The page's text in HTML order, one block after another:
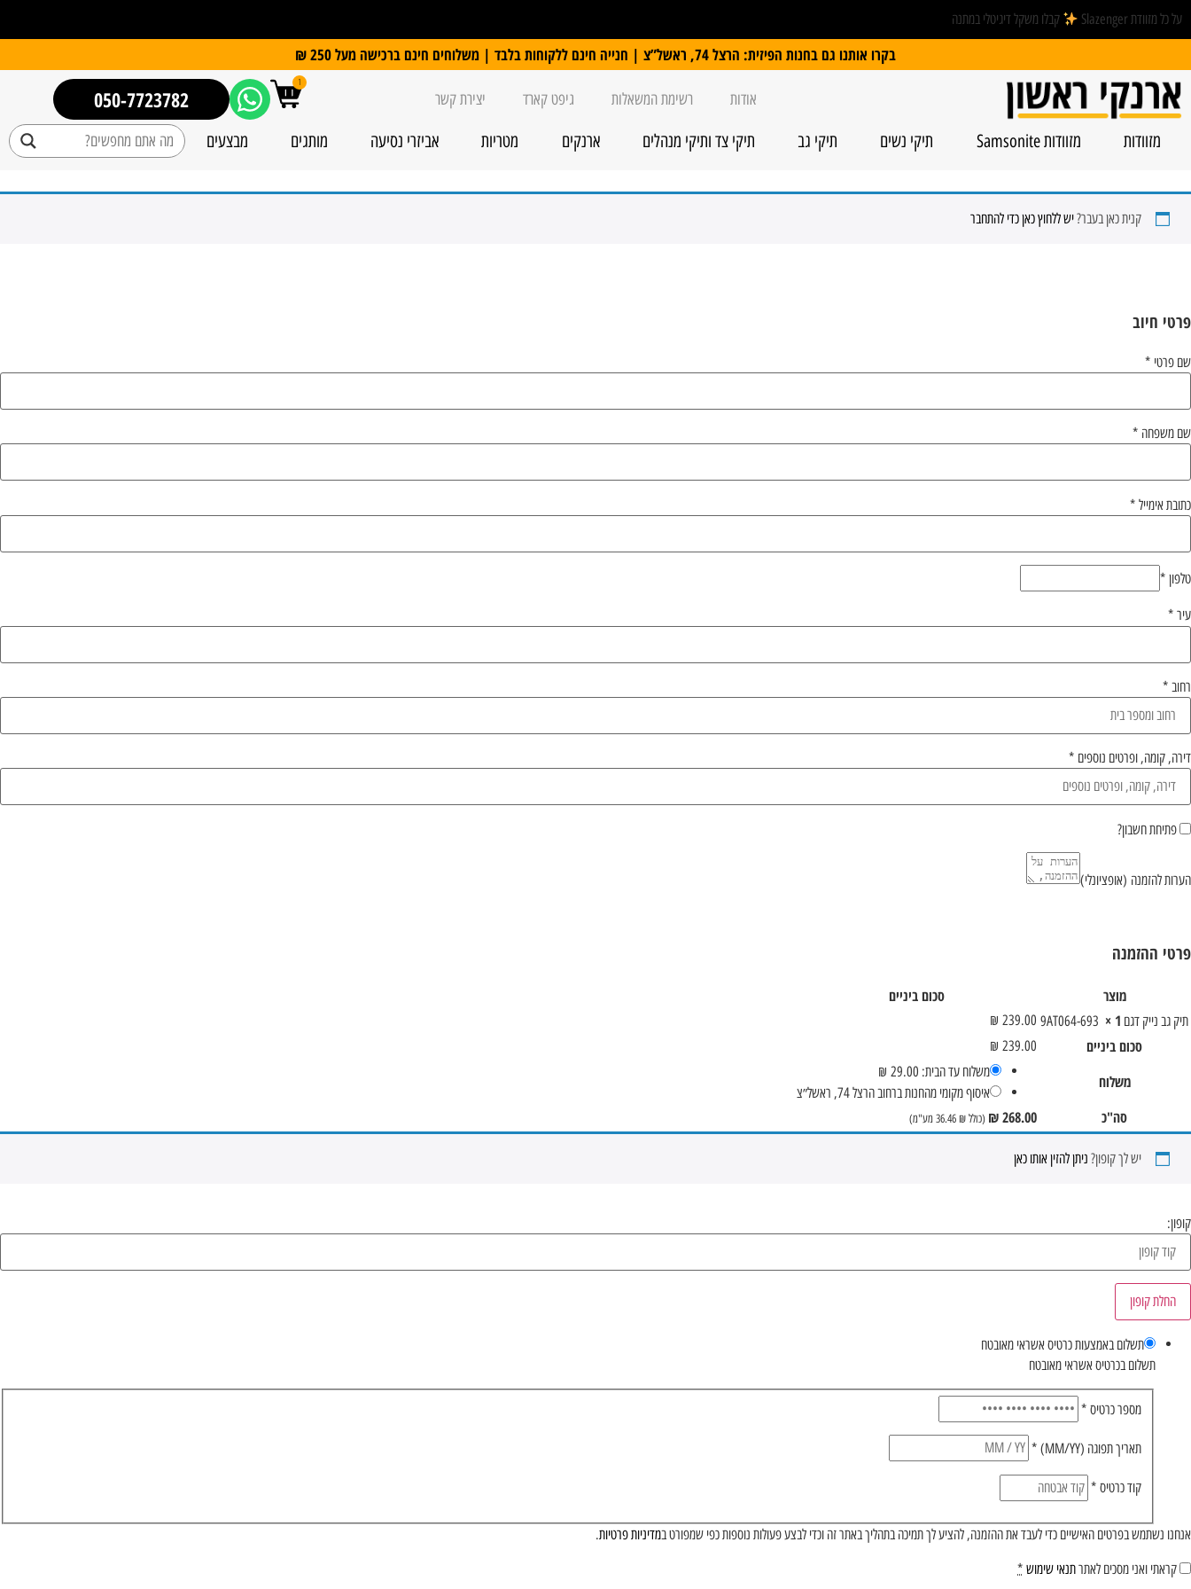
על כל מזוודת Slazenger קבלו משקל דיגיטלי במתנה
בקרו אותנו גם בחנות הפיזית: הרצל 74, ראשל”צ | חנייה חינם ללקוחות בלבד | משלוחים חינם ברכישה מעל 250 ₪
אודות רשימת המשאלות גיפט קארד יצירת קשר
1
050-7723782
מזוודות מזוודות Samsonite תיקי נשים תיקי גב תיקי צד ותיקי מנהלים ארנקים מטריות אביזרי נסיעה מותגים מבצעים
קנית כאן בעבר?יש ללחוץ כאן כדי להתחבר
פרטי חיוב‫
שם פרטי *
שם משפחה *
כתובת אימייל *
טלפון *
עיר *
רחוב *
דירה, קומה, ופרטים נוספים *
פתיחת חשבון?
הערות להזמנה (אופציונלי)
פרטי ההזמנה
מוצר סכום ביניים
תיק גב נייק דגם 9AT064-693 × 1
₪ 239.00
סכום ביניים ₪ 239.00
משלוח
משלוח עד הבית: ₪ 29.00
איסוף מקומי מהחנות ברחוב הרצל 74, ראשל״צ
סה"כ ₪268.00 (כולל₪ מע"מ)
יש לך קופון? ניתן להזין אותו כאן
קופון:
החלת קופון
תשלום באמצעות כרטיס אשראי מאובטח
תשלום בכרטיס אשראי מאובטח
מספר כרטיס *
תאריך תפוגה (MM/YY) *
קוד כרטיס *
אנחנו נשתמש בפרטים האישיים כדי לעבד את ההזמנה, להציע לך תמיכה בתהליך באתר זה וכדי לבצע פעולות נוספות כפי שמפורט במדיניות פרטיות.
קראתי ואני מסכים לאתרתנאי שימוש *